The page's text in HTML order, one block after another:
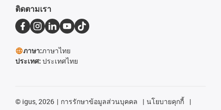
ติดตามเรา
ภาษา:ภาษาไทย
ประเทศ: ประเทศไทย
© igus, 2026 การรักษาข้อมูลส่วนบุคคล
นโยบายคุกกี้